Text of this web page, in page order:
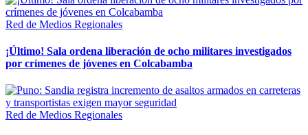
Red de Medios Regionales
¡Último! Sala ordena liberación de ocho militares investigados
por crímenes de jóvenes en Colcabamba
Red de Medios Regionales